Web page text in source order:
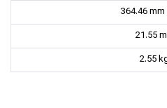
364.46
21.55
2.55